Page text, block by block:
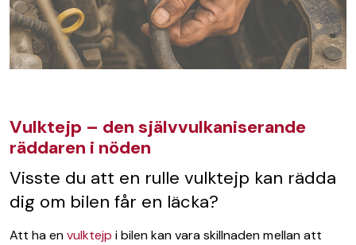
Vulktejp – den självvulkaniserande
räddaren i nöden
Visste du att en rulle vulktejp kan rädda
dig om bilen får en läcka?
Att ha envulktejp i bilen kan vara skillnaden mellan att